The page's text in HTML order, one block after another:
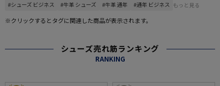
#シューズ ビジネス
#牛革 シューズ #牛革 通年 #通年 ビジネス もっと見る
※クリックするとタグに関連した商品が表示されます。
シューズ売れ筋ランキング
RANKING